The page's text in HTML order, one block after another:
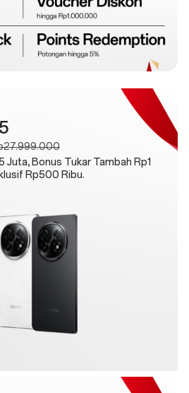
Juta, Bonus Tukar Tambah Rp1
Rp500 Ribu.